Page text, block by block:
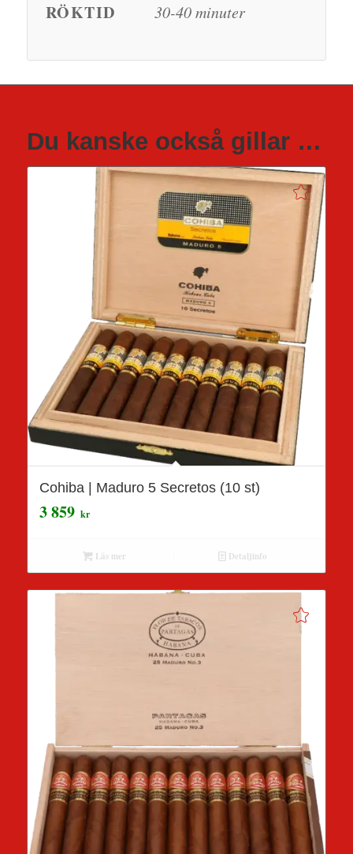
RÖKTID 30-40 minuter
Du kanske också gillar …
Cohiba | Maduro 5 Secretos (10 st)
3 859 kr
Läs mer Detaljinfo